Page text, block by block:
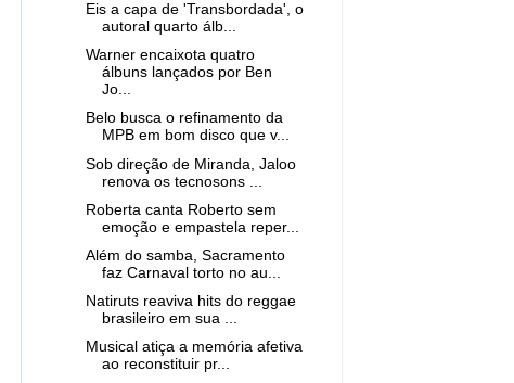
Eis a capa de 'Transbordada', o
autoral quarto álb...
Warner encaixota quatro
álbuns lançados por Ben
Jo...
Belo busca o refinamento da
MPB em bom disco que v...
Sob direção de Miranda, Jaloo
renova os tecnosons ...
Roberta canta Roberto sem
emoção e empastela reper...
Além do samba, Sacramento
faz Carnaval torto no au...
Natiruts reaviva hits do reggae
brasileiro em sua ...
Musical atiça a memória afetiva
ao reconstituir pr...